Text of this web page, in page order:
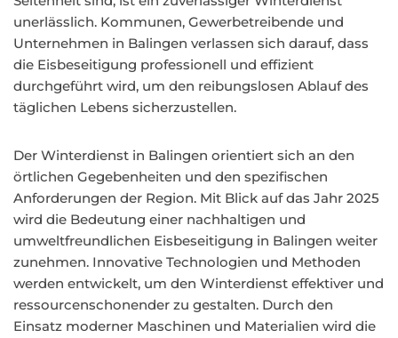
unerlässlich. Kommunen, Gewerbetreibende und
Unternehmen in Balingen verlassen sich darauf, dass
die Eisbeseitigung professionell und effizient
durchgeführt wird, um den reibungslosen Ablauf des
täglichen Lebens sicherzustellen.
Der Winterdienst in Balingen orientiert sich an den
örtlichen Gegebenheiten und den spezifischen
Anforderungen der Region. Mit Blick auf das Jahr 2025
wird die Bedeutung einer nachhaltigen und
umweltfreundlichen Eisbeseitigung in Balingen weiter
zunehmen. Innovative Technologien und Methoden
werden entwickelt, um den Winterdienst effektiver und
ressourcenschonender zu gestalten. Durch den
Einsatz moderner Maschinen und Materialien wird die